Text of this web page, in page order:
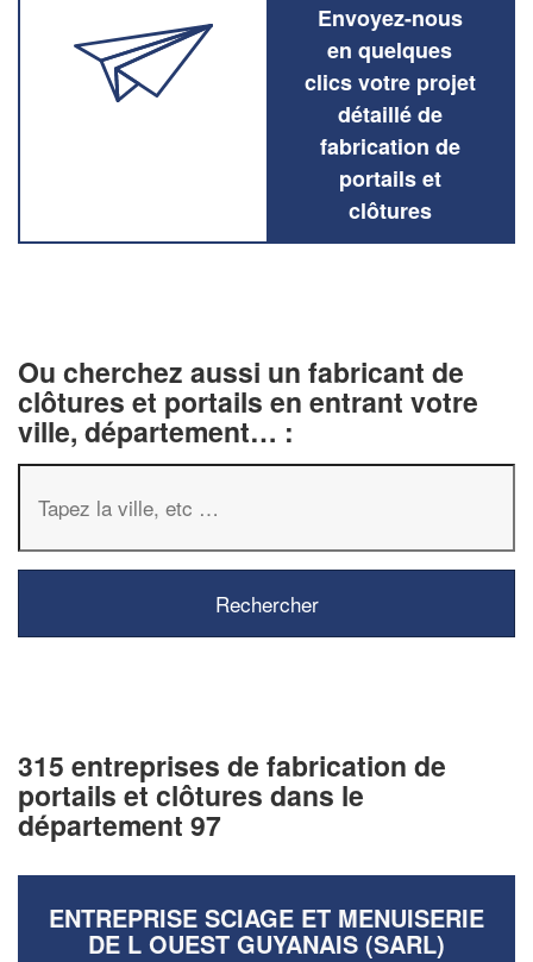
Envoyez-nous
en quelques
clics votre projet
détaillé de
fabrication de
portails et
clôtures
Ou cherchez aussi un fabricant de
clôtures et portails en entrant votre
ville, département… :
315 entreprises de fabrication de
portails et clôtures dans le
département 97
ENTREPRISE SCIAGE ET MENUISERIE
DE L OUEST GUYANAIS (SARL)